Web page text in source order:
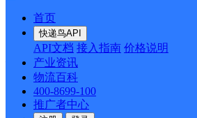
首页
快递鸟API
API文档 接入指南 价格说明
产业资讯
物流百科
400-8699-100
推广者中心
API接口 DEMO下载
关于我们
公司介绍 企业动态
合作伙伴 快递鸟接口服务协议